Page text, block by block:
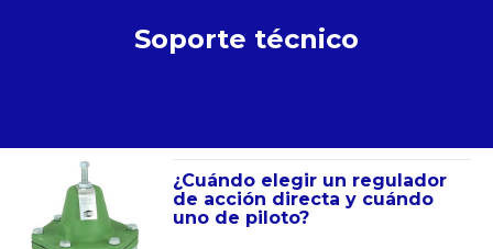
Soporte técnico
¿Cuándo elegir un regulador
de acción directa y cuándo
uno de piloto?